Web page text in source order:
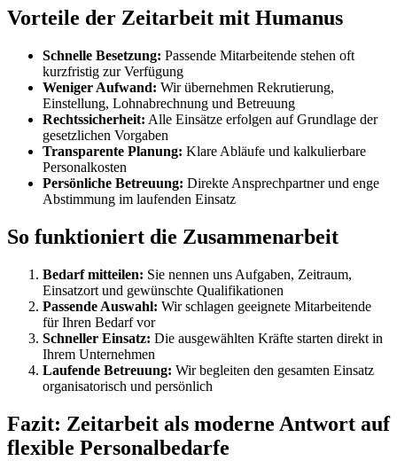
Vorteile der Zeitarbeit mit Humanus
Schnelle Besetzung: Passende Mitarbeitende stehen oft
kurzfristig zur Verfügung
Weniger Aufwand: Wir übernehmen Rekrutierung,
Einstellung, Lohnabrechnung und Betreuung
Rechtssicherheit: Alle Einsätze erfolgen auf Grundlage der
gesetzlichen Vorgaben
Transparente Planung: Klare Abläufe und kalkulierbare
Personalkosten
Persönliche Betreuung: Direkte Ansprechpartner und enge
Abstimmung im laufenden Einsatz
So funktioniert die Zusammenarbeit
Bedarf mitteilen: Sie nennen uns Aufgaben, Zeitraum,
Einsatzort und gewünschte Qualifikationen
Passende Auswahl: Wir schlagen geeignete Mitarbeitende
für Ihren Bedarf vor
Schneller Einsatz: Die ausgewählten Kräfte starten direkt in
Ihrem Unternehmen
Laufende Betreuung: Wir begleiten den gesamten Einsatz
organisatorisch und persönlich
Fazit: Zeitarbeit als moderne Antwort auf
flexible Personalbedarfe